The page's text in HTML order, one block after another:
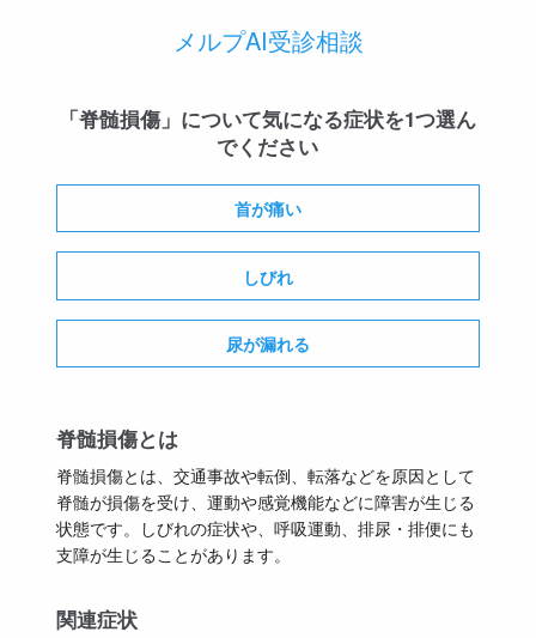
メルプAI受診相談
「脊髄損傷」について気になる症状を1つ選ん
でください
首が痛い
しびれ
尿が漏れる
脊髄損傷とは
脊髄損傷とは、交通事故や転倒、転落などを原因として
脊髄が損傷を受け、運動や感覚機能などに障害が生じる
状態です。しびれの症状や、呼吸運動、排尿・排便にも
支障が生じることがあります。
関連症状